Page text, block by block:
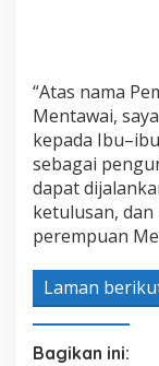
“Atas nama
Mentawai,
kepada
sebagai
dapat
ketulusan,
perempuan
Laman
Bagikan ini: